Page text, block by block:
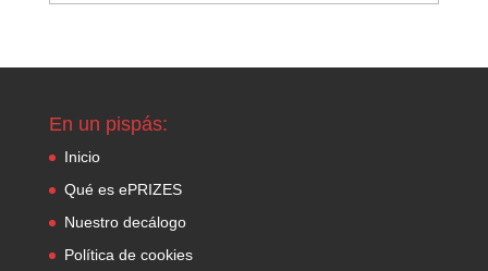
del
En un pispás:
Inicio
Qué es ePRIZES
Nuestro decálogo
Política de cookies